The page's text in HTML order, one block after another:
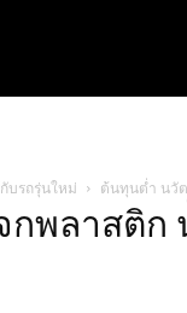
บรถรุ่นใหม่ ต้นทุนต่ำ นวั
พลาสติก